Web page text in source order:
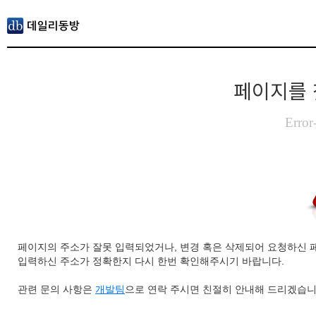
페이지를
페이지의 주소가 잘못 입력되었거나, 변경 혹은 삭제되어 요청하신
입력하신 주소가 정확한지 다시 한번 확인해주시기 바랍니다.
관련 문의 사항은 개발팀 으로 연락 주시면 친절히 안내해 드리겠습